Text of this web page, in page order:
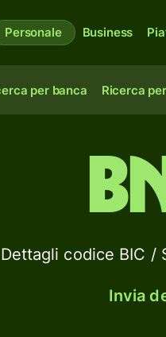
Personale Business
per banca Ricerca
Dettagli codice BIC /
Invia